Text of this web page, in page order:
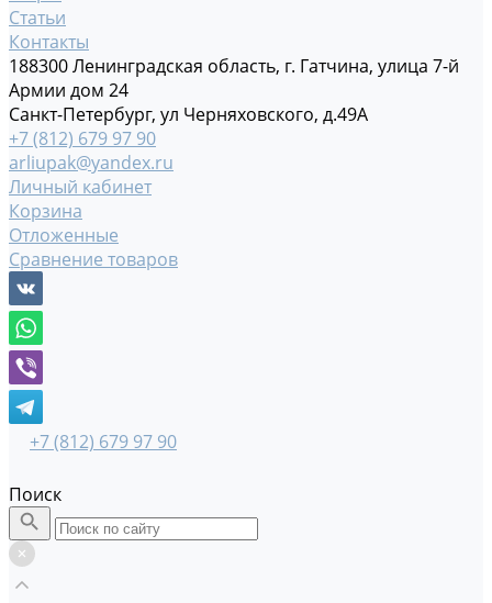
Статьи
Контакты
188300 Ленинградская область, г. Гатчина, улица 7-й
Армии дом 24
Санкт-Петербург, ул Черняховского, д.49А
+7 (812) 679 97 90
arliupak@yandex.ru
Личный кабинет
Корзина
Отложенные
Сравнение товаров
+7 (812) 679 97 90
Поиск